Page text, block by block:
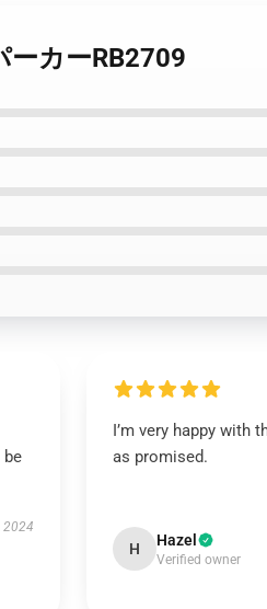
カーRB2709
be
2024
I’m very happy with
as promised.
H Hazel
Verified owner